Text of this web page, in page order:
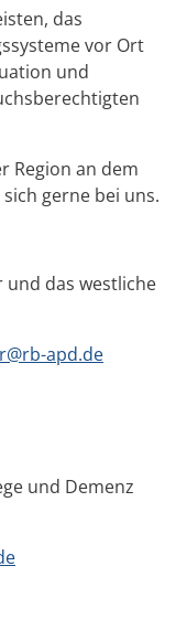
das
vor Ort
und
Region an dem
gerne bei uns.
das westliche
apd.de
und Demenz